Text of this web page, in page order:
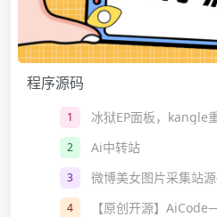
程序源码
1
2
Ai中转站
3
4